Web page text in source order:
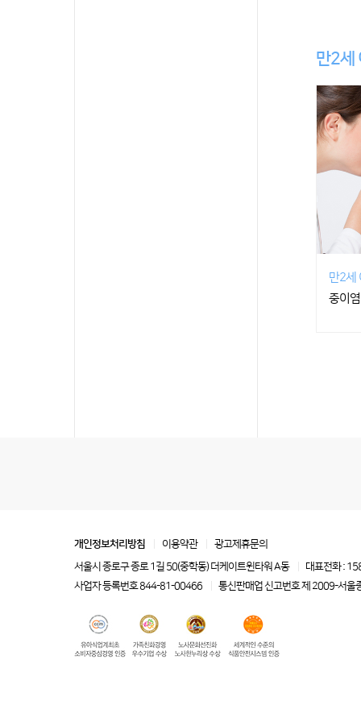
만2세
만2세
중이염
개인정보처리방침 이용약관
광고제휴문의
서울시 종로구 종로 1길 50(중학동) 더케이트윈타워 A동
대표전화 :
사업자 등록번호 844-81-00466
통신판매업 신고번호 제 2009-서울